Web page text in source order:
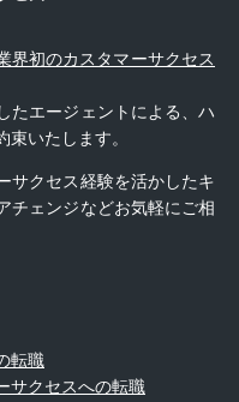
界初のカスタマーサクセス
たエージェントによる、ハ
いたします。
サクセス経験を活かしたキ
チェンジなどお気軽にご相
転職
サクセスへの転職